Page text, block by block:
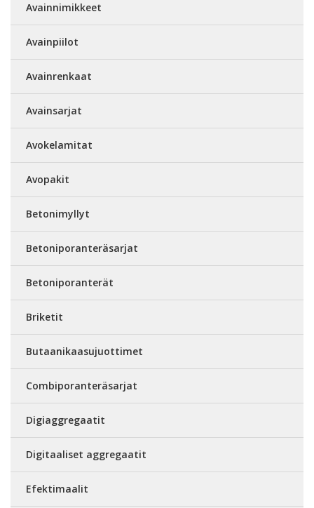
Avainnimikkeet
Avainpiilot
Avainrenkaat
Avainsarjat
Avokelamitat
Avopakit
Betonimyllyt
Betoniporanteräsarjat
Betoniporanterät
Briketit
Butaanikaasujuottimet
Combiporanteräsarjat
Digiaggregaatit
Digitaaliset aggregaatit
Efektimaalit